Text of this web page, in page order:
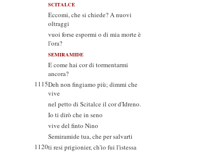
SCITALCE
Eccomi, che si chiede? A nuovi
oltraggi
vuoi forse espormi o di mia morte è
l'ora?
SEMIRAMIDE
E come hai cor di tormentarmi
ancora?
1115Deh non fingiamo più; dimmi che
vive
nel petto di Scitalce il cor d'Idreno.
Io ti dirò che in seno
vive del finto Nino
Semiramide tua, che per salvarti
1120ti resi prigionier, ch'io fui l'istessa